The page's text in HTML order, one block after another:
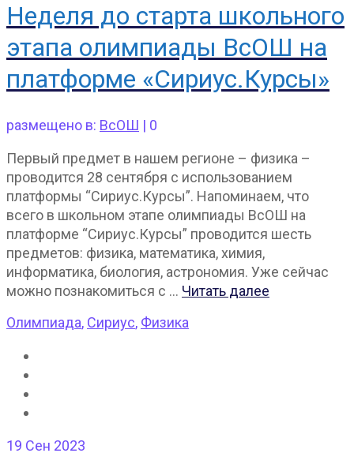
Неделя до старта школьного
этапа олимпиады ВсОШ на
платформе «Сириус.Курсы»
размещено в: ВсОШ | 0
Первый предмет в нашем регионе – физика –
проводится 28 сентября с использованием
платформы “Сириус.Курсы”. Напоминаем, что
всего в школьном этапе олимпиады ВсОШ на
платформе “Сириус.Курсы” проводится шесть
предметов: физика, математика, химия,
информатика, биология, астрономия. Уже сейчас
можно познакомиться с … Читать далее
Олимпиада, Сириус, Физика
19 Сен 2023